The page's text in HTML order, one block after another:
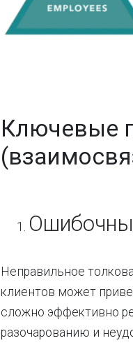
Ключевые
Неправильное
клиентов может
сложно эффективно
разочарованию и